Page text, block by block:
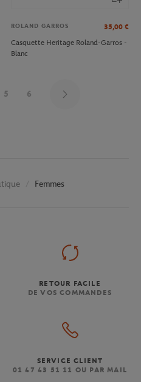
ROLAND GARROS 35,00 €
Casquette Heritage Roland-Garros -
Blanc
5 6
Femmes
RETOUR FACILE
DE VOS COMMANDES
SERVICE CLIENT
01 47 43 51 11 OU PAR MAIL